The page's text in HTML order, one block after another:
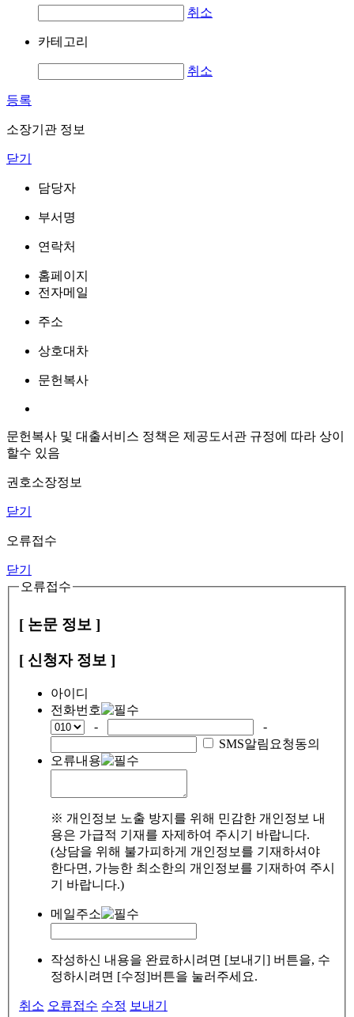
취소
카테고리
취소
등록
소장기관 정보
닫기
담당자
부서명
연락처
홈페이지
전자메일
주소
상호대차
문헌복사
문헌복사 및 대출서비스 정책은 제공도서관 규정에 따라 상이
할수 있음
권호소장정보
닫기
오류접수
닫기
오류접수
[ 논문 정보 ]
[ 신청자 정보 ]
아이디
전화번호
-
-
SMS알림요청동의
오류내용
※ 개인정보 노출 방지를 위해 민감한 개인정보 내
용은 가급적 기재를 자제하여 주시기 바랍니다.
(상담을 위해 불가피하게 개인정보를 기재하셔야
한다면, 가능한 최소한의 개인정보를 기재하여 주시
기 바랍니다.)
메일주소
작성하신 내용을 완료하시려면 [보내기] 버튼을, 수
정하시려면 [수정]버튼을 눌러주세요.
취소 오류접수 수정 보내기